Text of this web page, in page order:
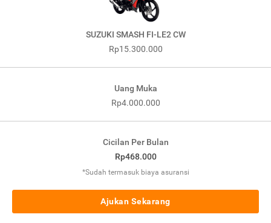
SUZUKI SMASH FI-LE2 CW
Rp15.300.000
Uang Muka
Rp4.000.000
Cicilan Per Bulan
Rp468.000
*Sudah termasuk biaya asuransi
Ajukan Sekarang